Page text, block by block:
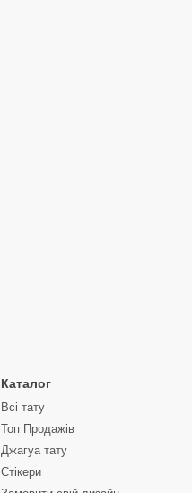
Каталог
Всі тату
Топ Продажів
Джагуа тату
Стікери